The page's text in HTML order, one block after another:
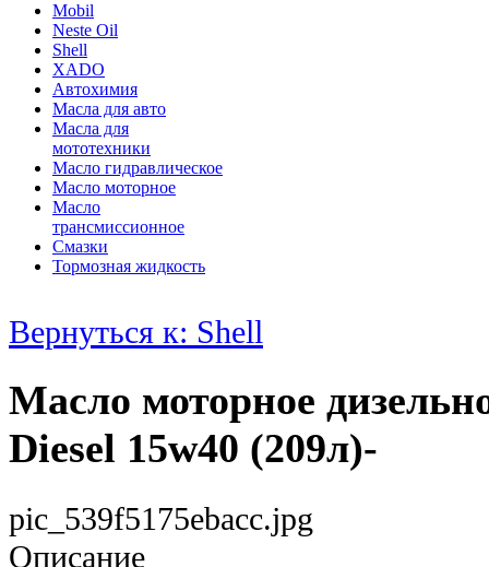
Mobil
Neste Oil
Shell
XADO
Автохимия
Масла для авто
Масла для
мототехники
Масло гидравлическое
Масло моторное
Масло
трансмиссионное
Смазки
Тормозная жидкость
Вернуться к: Shell
Масло моторное
Diesel 15w40 (209л)-
pic_539f5175ebacc.jpg
Описание